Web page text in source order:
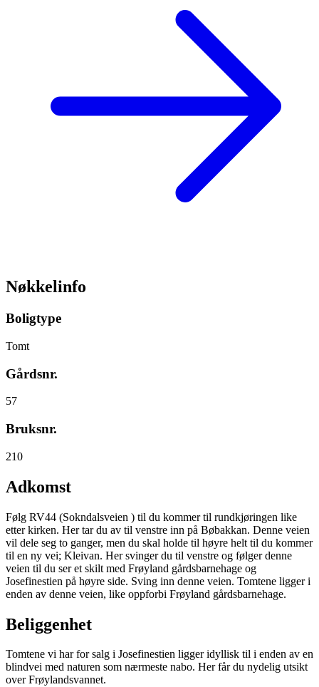
Nøkkelinfo
Boligtype
Tomt
Gårdsnr.
57
Bruksnr.
210
Adkomst
Følg RV44 (Sokndalsveien ) til du kommer til rundkjøringen like
etter kirken. Her tar du av til venstre inn på Bøbakkan. Denne veien
vil dele seg to ganger, men du skal holde til høyre helt til du kommer
til en ny vei; Kleivan. Her svinger du til venstre og følger denne
veien til du ser et skilt med Frøyland gårdsbarnehage og
Josefinestien på høyre side. Sving inn denne veien. Tomtene ligger i
enden av denne veien, like oppforbi Frøyland gårdsbarnehage.
Beliggenhet
Tomtene vi har for salg i Josefinestien ligger idyllisk til i enden av en
blindvei med naturen som nærmeste nabo. Her får du nydelig utsikt
over Frøylandsvannet.